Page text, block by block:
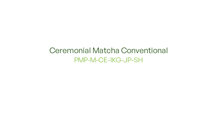
Ceremonial Matcha Conventional
PMP-M-CE-1KG-JP-SH